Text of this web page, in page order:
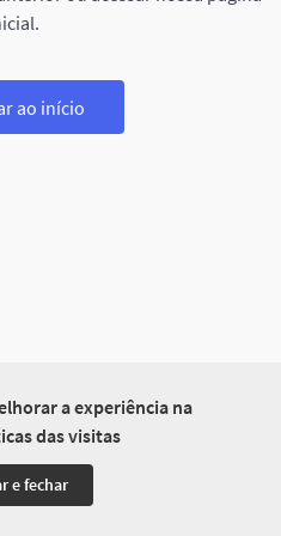
a experiência na
das visitas
e fechar
ao início